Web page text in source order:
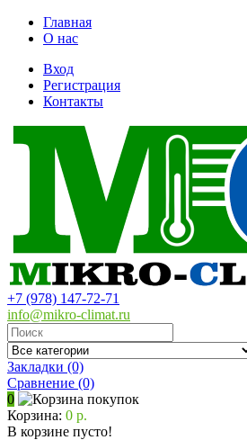
Главная
О нас
Вход
Регистрация
Контакты
+7 (978) 147-72-71
info@mikro-climat.ru
Закладки (0)
Сравнение (0)
0
Корзина: 0 р.
В корзине пусто!